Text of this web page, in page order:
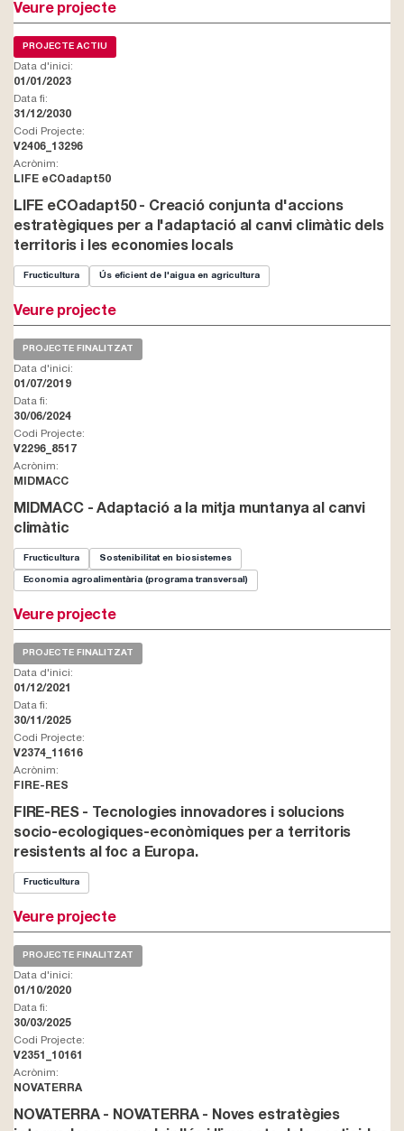
Veure projecte
PROJECTE ACTIU
Data d'inici:
01/01/2023
Data fi:
31/12/2030
Codi Projecte:
V2406_13296
Acrònim:
LIFE eCOadapt50
LIFE eCOadapt50 - Creació conjunta d'accions
estratègiques per a l'adaptació al canvi climàtic dels
territoris i les economies locals
Fructicultura Ús eficient de l'aigua en agricultura
Veure projecte
PROJECTE FINALITZAT
Data d'inici:
01/07/2019
Data fi:
30/06/2024
Codi Projecte:
V2296_8517
Acrònim:
MIDMACC
MIDMACC - Adaptació a la mitja muntanya al canvi
climàtic
Fructicultura Sostenibilitat en biosistemes
Economia agroalimentària (programa transversal)
Veure projecte
PROJECTE FINALITZAT
Data d'inici:
01/12/2021
Data fi:
30/11/2025
Codi Projecte:
V2374_11616
Acrònim:
FIRE-RES
FIRE-RES - Tecnologies innovadores i solucions
socio-ecologiques-econòmiques per a territoris
resistents al foc a Europa.
Fructicultura
Veure projecte
PROJECTE FINALITZAT
Data d'inici:
01/10/2020
Data fi:
30/03/2025
Codi Projecte:
V2351_10161
Acrònim:
NOVATERRA
NOVATERRA - NOVATERRA - Noves estratègies